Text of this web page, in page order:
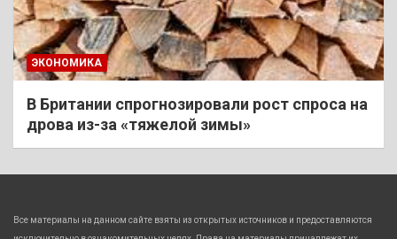
ЭКОНОМИКА
В Британии спрогнозировали рост спроса на
дрова из-за «тяжелой зимы»
Все материалы на данном сайте взяты из открытых источников и предоставляются